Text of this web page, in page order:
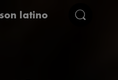
latino